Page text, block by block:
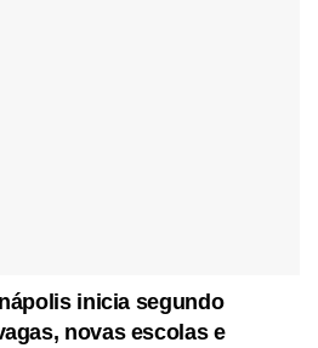
inicia segundo
novas escolas e